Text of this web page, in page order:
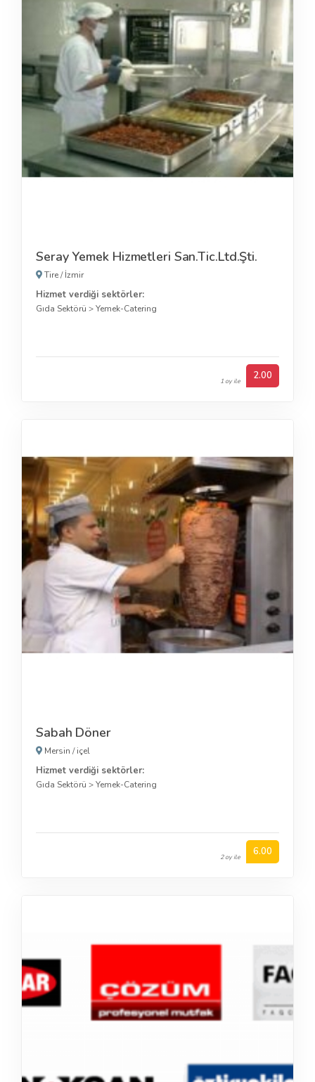
Seray Yemek Hizmetleri San.Tic.Ltd.Şti.
Tire/İzmir
Hizmet verdiği sektörler:
Gıda Sektörü >Yemek-Catering
1 oy ile 2.00
Sabah Döner
Mersin /içel
Hizmet verdiği sektörler:
Gıda Sektörü >Yemek-Catering
2 oy ile 6.00